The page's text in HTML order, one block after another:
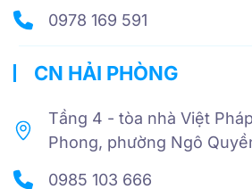
0978 169 591
CN HẢI PHÒNG
Tầng 4 - tòa nhà Việt
Phong, phường Ngô
0985 103 666